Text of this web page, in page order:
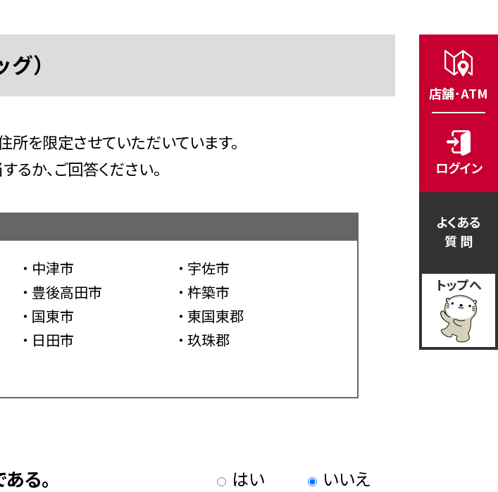
）
所を限定させていただいています。
るか、ご回答ください。
中津市
宇佐市
豊後高田市
杵築市
国東市
東国東郡
日田市
玖珠郡
る。 はい いいえ
店舗･ATM
ログイン
よくある
質 問
トップへ